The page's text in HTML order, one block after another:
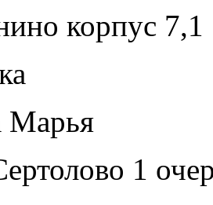
корпус 7,1
Марья
1